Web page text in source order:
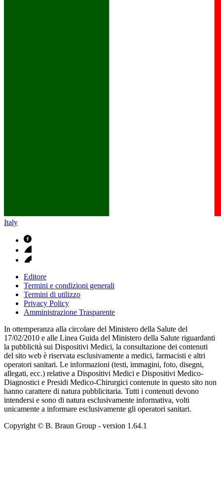
Italy
Editore
Termini e condizioni generali
Termini di utilizzo
Privacy Policy
Amministrazione Trasparente
In ottemperanza alla circolare del Ministero della Salute del
17/02/2010 e alle Linea Guida del Ministero della Salute riguardanti
la pubblicità sui Dispositivi Medici, la consultazione dei contenuti
del sito web è riservata esclusivamente a medici, farmacisti e altri
operatori sanitari. Le informazioni (testi, immagini, foto, disegni,
allegati, ecc.) relative a Dispositivi Medici e Dispositivi Medico-
Diagnostici e Presidi Medico-Chirurgici contenute in questo sito non
hanno carattere di natura pubblicitaria. Tutti i contenuti devono
intendersi e sono di natura esclusivamente informativa, volti
unicamente a informare esclusivamente gli operatori sanitari.
Copyright © B. Braun Group - version 1.64.1